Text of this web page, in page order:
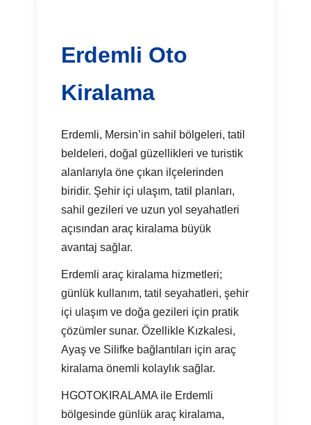
Erdemli Oto
Kiralama
Erdemli, Mersin’in sahil bölgeleri, tatil
beldeleri, doğal güzellikleri ve turistik
alanlarıyla öne çıkan ilçelerinden
biridir. Şehir içi ulaşım, tatil planları,
sahil gezileri ve uzun yol seyahatleri
açısından araç kiralama büyük
avantaj sağlar.
Erdemli araç kiralama hizmetleri;
günlük kullanım, tatil seyahatleri, şehir
içi ulaşım ve doğa gezileri için pratik
çözümler sunar. Özellikle Kızkalesi,
Ayaş ve Silifke bağlantıları için araç
kiralama önemli kolaylık sağlar.
HGOTOKIRALAMA ile Erdemli
bölgesinde günlük araç kiralama,